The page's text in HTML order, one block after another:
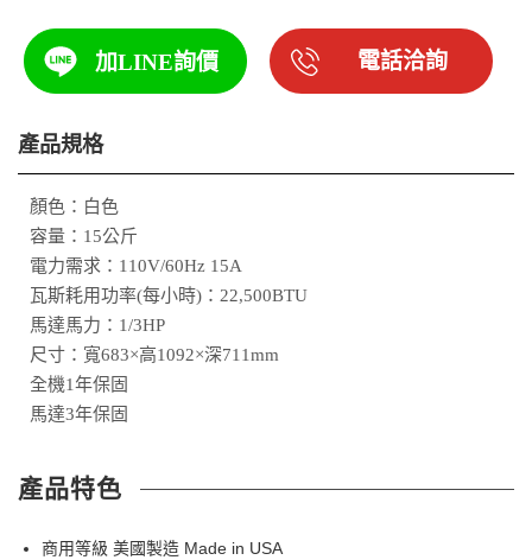
加LINE詢價 電話洽詢
產品規格
顏色：白色
容量：15公斤
電力需求：110V/60Hz 15A
瓦斯耗用功率(每小時)：22,500BTU
馬達馬力：1/3HP
尺寸：寬683×高1092×深711mm
全機1年保固
馬達3年保固
產品特色
商用等級 美國製造 Made in USA